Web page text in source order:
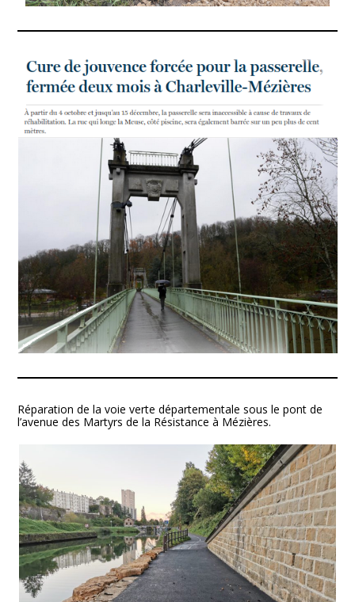
Réparation de la voie verte départementale sous le pont de
l’avenue des Martyrs de la Résistance à Mézières.